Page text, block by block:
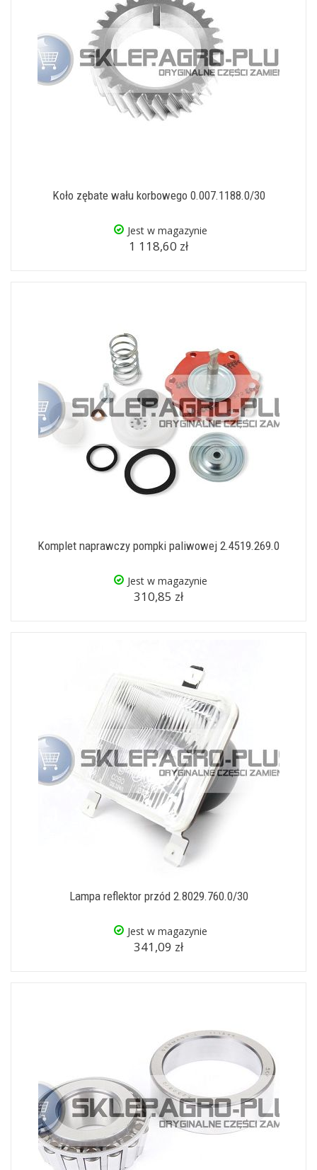
Koło zębate wału korbowego 0.007.1188.0/30
Jest w magazynie
1 118,60 zł
Komplet naprawczy pompki paliwowej 2.4519.269.0
Jest w magazynie
310,85 zł
Lampa reflektor przód 2.8029.760.0/30
Jest w magazynie
341,09 zł